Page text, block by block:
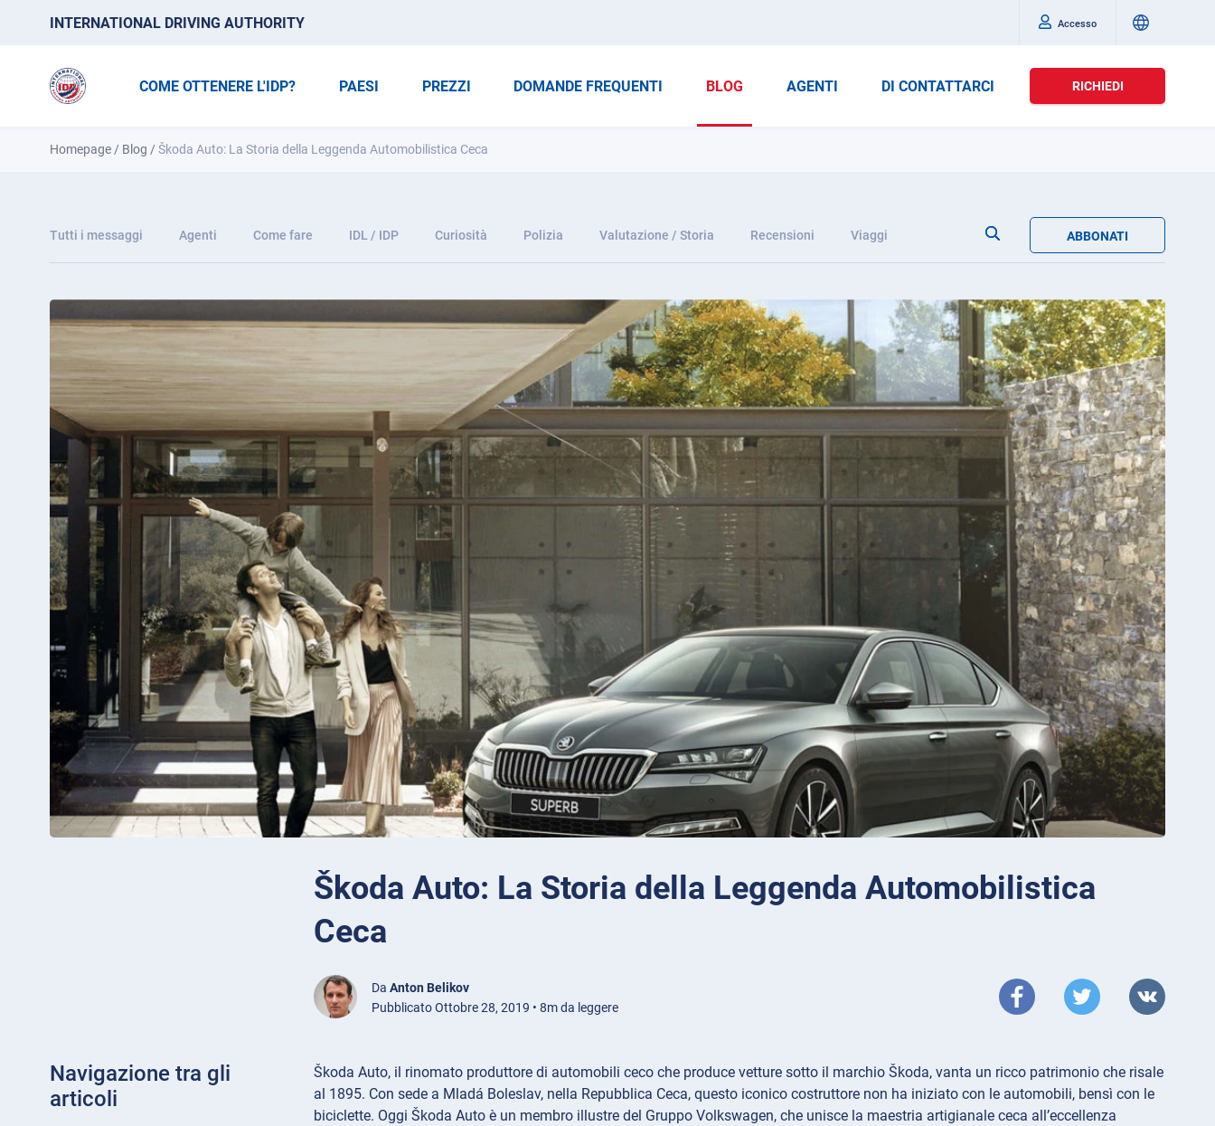
INTERNATIONAL DRIVING AUTHORITY Accesso
COME OTTENERE L'IDP? PAESI PREZZI DOMANDE FREQUENTI BLOG AGENTI DI CONTATTARCI RICHIEDI
Homepage / Blog /Škoda Auto: La Storia della Leggenda Automobilistica Ceca
Tutti i messaggi Agenti Come fare IDL / IDP Curiosità Polizia Valutazione / Storia Recensioni Viaggi ABBONATI
Škoda Auto: La Storia della Leggenda Automobilistica
Ceca
Da Anton Belikov
Pubblicato Ottobre 28, 2019 • 8m da leggere
Navigazione tra gli
articoli
Škoda Auto, il rinomato produttore di automobili ceco che produce vetture sotto il marchio Škoda, vanta un ricco patrimonio che risale
al 1895. Con sede a Mladá Boleslav, nella Repubblica Ceca, questo iconico costruttore non ha iniziato con le automobili, bensì con le
biciclette. Oggi Škoda Auto è un membro illustre del Gruppo Volkswagen, che unisce la maestria artigianale ceca all’eccellenza